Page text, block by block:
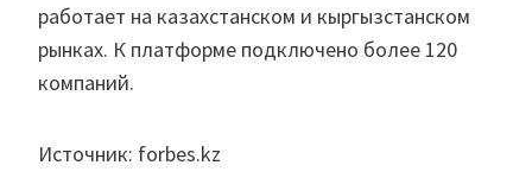
работает на казахстанском и кыргызстанском
рынках. К платформе подключено более 120
компаний.
Источник: forbes.kz